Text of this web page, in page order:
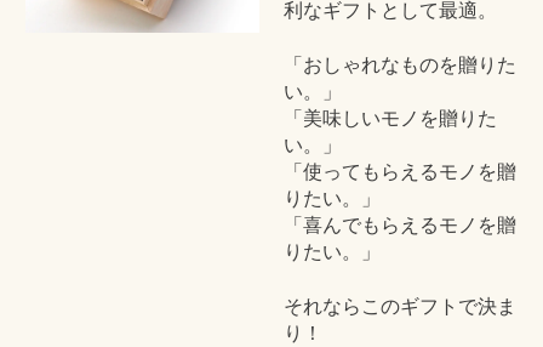
利なギフトとして最適。
「おしゃれなものを贈りた
い。」
「美味しいモノを贈りた
い。」
「使ってもらえるモノを贈
りたい。」
「喜んでもらえるモノを贈
りたい。」
それならこのギフトで決ま
り！